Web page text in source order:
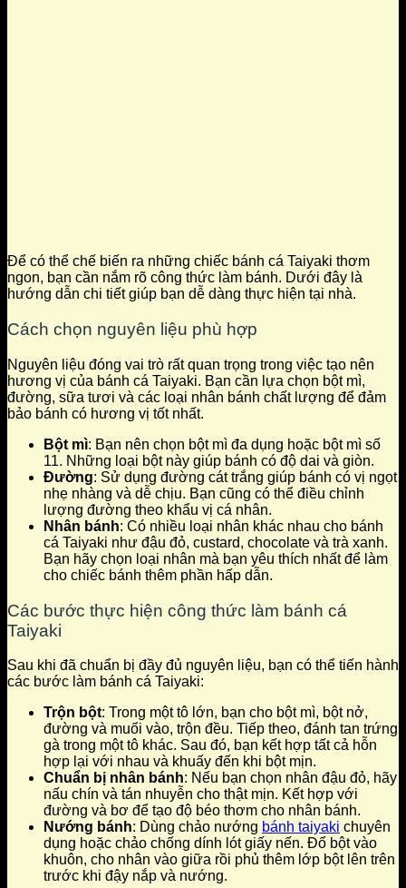
Để có thể chế biến ra những chiếc bánh cá Taiyaki thơm
ngon, bạn cần nắm rõ công thức làm bánh. Dưới đây là
hướng dẫn chi tiết giúp bạn dễ dàng thực hiện tại nhà.
Cách chọn nguyên liệu phù hợp
Nguyên liệu đóng vai trò rất quan trọng trong việc tạo nên
hương vị của bánh cá Taiyaki. Bạn cần lựa chọn bột mì,
đường, sữa tươi và các loại nhân bánh chất lượng để đảm
bảo bánh có hương vị tốt nhất.
Bột mì: Bạn nên chọn bột mì đa dụng hoặc bột mì số
11. Những loại bột này giúp bánh có độ dai và giòn.
Đường: Sử dụng đường cát trắng giúp bánh có vị ngọt
nhẹ nhàng và dễ chịu. Bạn cũng có thể điều chỉnh
lượng đường theo khẩu vị cá nhân.
Nhân bánh: Có nhiều loại nhân khác nhau cho bánh
cá Taiyaki như đậu đỏ, custard, chocolate và trà xanh.
Bạn hãy chọn loại nhân mà bạn yêu thích nhất để làm
cho chiếc bánh thêm phần hấp dẫn.
Các bước thực hiện công thức làm bánh cá
Taiyaki
Sau khi đã chuẩn bị đầy đủ nguyên liệu, bạn có thể tiến hành
các bước làm bánh cá Taiyaki:
Trộn bột: Trong một tô lớn, bạn cho bột mì, bột nở,
đường và muối vào, trộn đều. Tiếp theo, đánh tan trứng
gà trong một tô khác. Sau đó, bạn kết hợp tất cả hỗn
hợp lại với nhau và khuấy đến khi bột mịn.
Chuẩn bị nhân bánh: Nếu bạn chọn nhân đậu đỏ, hãy
nấu chín và tán nhuyễn cho thật mịn. Kết hợp với
đường và bơ để tạo độ béo thơm cho nhân bánh.
Nướng bánh: Dùng chảo nướng bánh taiyaki chuyên
dụng hoặc chảo chống dính lót giấy nến. Đổ bột vào
khuôn, cho nhân vào giữa rồi phủ thêm lớp bột lên trên
trước khi đậy nắp và nướng.